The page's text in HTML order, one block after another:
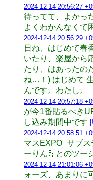
2024-12-14 20:56:27
待ってて、よかっ
よくわかんなくて
2024-12-14 20:56:29
日ね、はじめて春
いたり、楽屋から
たり、はあったの
ね…！) はじめて
んです。わたし。
2024-12-14 20:57:18
が今1番貼るべき
し込み期間中です
2024-12-14 20:58:51
マスEXPO_サブ
ーりん🫰とのツー
2024-12-14 21:01:06
ォーズ、あまりに